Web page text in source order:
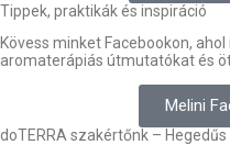
Tippek, praktikák és inspiráció
Kövess minket Facebookon,
aromaterápiás útmutatókat és
Melini
doTERRA szakértőnk – Hegedűs